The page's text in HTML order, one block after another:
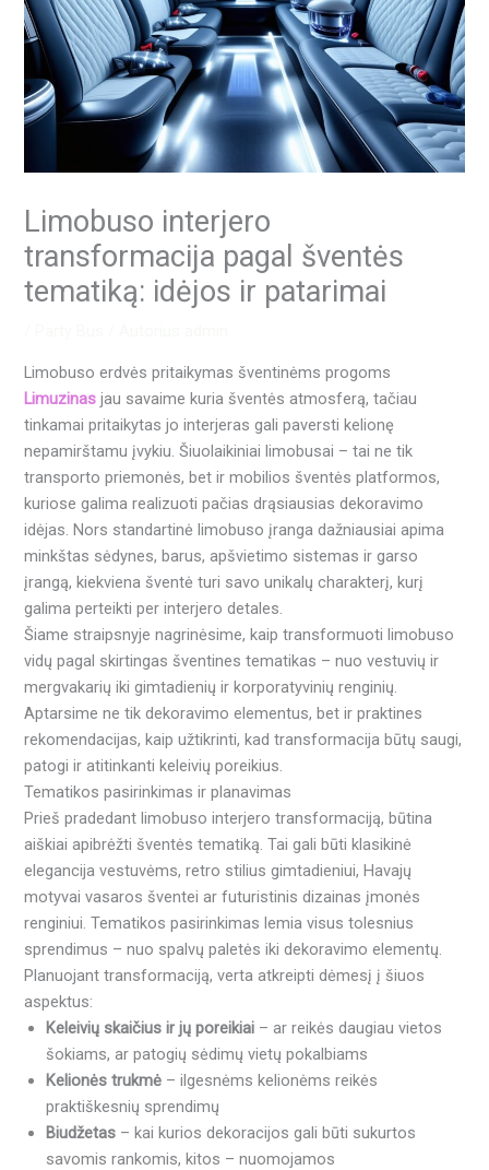
Limobuso interjero
transformacija pagal šventės
tematiką: idėjos ir patarimai
Limobuso erdvės pritaikymas šventinėms progoms
Limuzinas jau savaime kuria šventės atmosferą, tačiau
tinkamai pritaikytas jo interjeras gali paversti kelionę
nepamirštamu įvykiu. Šiuolaikiniai limobusai – tai ne tik
transporto priemonės, bet ir mobilios šventės platformos,
kuriose galima realizuoti pačias drąsiausias dekoravimo
idėjas. Nors standartinė limobuso įranga dažniausiai apima
minkštas sėdynes, barus, apšvietimo sistemas ir garso
įrangą, kiekviena šventė turi savo unikalų charakterį, kurį
galima perteikti per interjero detales.
Šiame straipsnyje nagrinėsime, kaip transformuoti limobuso
vidų pagal skirtingas šventines tematikas – nuo vestuvių ir
mergvakarių iki gimtadienių ir korporatyvinių renginių.
Aptarsime ne tik dekoravimo elementus, bet ir praktines
rekomendacijas, kaip užtikrinti, kad transformacija būtų saugi,
patogi ir atitinkanti keleivių poreikius.
Tematikos pasirinkimas ir planavimas
Prieš pradedant limobuso interjero transformaciją, būtina
aiškiai apibrėžti šventės tematiką. Tai gali būti klasikinė
elegancija vestuvėms, retro stilius gimtadieniui, Havajų
motyvai vasaros šventei ar futuristinis dizainas įmonės
renginiui. Tematikos pasirinkimas lemia visus tolesnius
sprendimus – nuo spalvų paletės iki dekoravimo elementų.
Planuojant transformaciją, verta atkreipti dėmesį į šiuos
aspektus:
Keleivių skaičius ir jų poreikiai – ar reikės daugiau vietos
šokiams, ar patogių sėdimų vietų pokalbiams
Kelionės trukmė – ilgesnėms kelionėms reikės
praktiškesnių sprendimų
Biudžetas – kai kurios dekoracijos gali būti sukurtos
savomis rankomis, kitos – nuomojamos